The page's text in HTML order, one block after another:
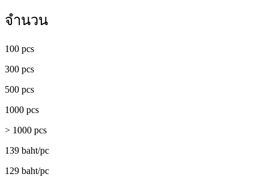
จำนวน
100 pcs
300 pcs
500 pcs
1000 pcs
> 1000 pcs
139 baht/pc
129 baht/pc